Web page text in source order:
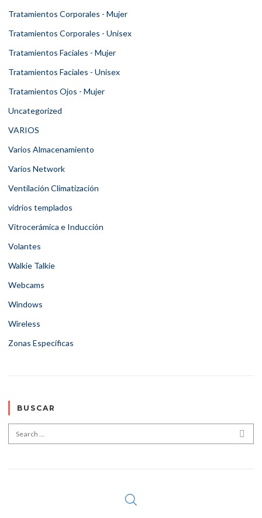
Tratamientos Corporales - Mujer
Tratamientos Corporales - Unisex
Tratamientos Faciales - Mujer
Tratamientos Faciales - Unisex
Tratamientos Ojos - Mujer
Uncategorized
VARIOS
Varios Almacenamiento
Varios Network
Ventilación Climatización
vidrios templados
Vitrocerámica e Inducción
Volantes
Walkie Talkie
Webcams
Windows
Wireless
Zonas Específicas
BUSCAR
Search for: